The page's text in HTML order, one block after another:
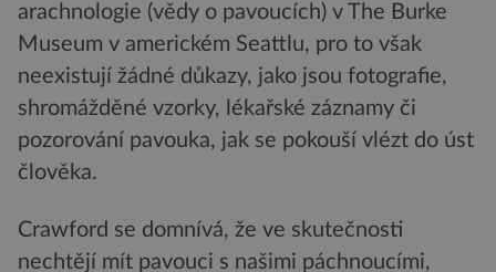
arachnologie (vědy o pavoucích) v The Burke
Museum v americkém Seattlu, pro to však
neexistují žádné důkazy, jako jsou fotografie,
shromážděné vzorky, lékařské záznamy či
pozorování pavouka, jak se pokouší vlézt do úst
člověka.
Crawford se domnívá, že ve skutečnosti
nechtějí mít pavouci s našimi páchnoucími,